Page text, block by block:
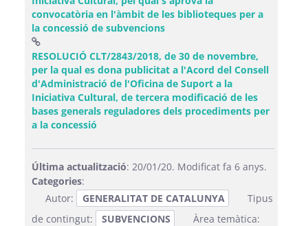
convocatòria en l'àmbit de les biblioteques per a
la concessió de subvencions(Obre una finestra nova)
RESOLUCIÓ CLT/2843/2018, de 30 de novembre,
per la qual es dona publicitat a l'Acord del Consell
d'Administració de l'Oficina de Suport a la
Iniciativa Cultural, de tercera modificació de les
bases generals reguladores dels procediments per
a la concessió
Última actualització: 20/01/20. Modificat fa 6 anys.
Categories:
Autor:
GENERALITAT DE CATALUNYA
Tipus
de contingut:
SUBVENCIONS
Àrea temàtica: